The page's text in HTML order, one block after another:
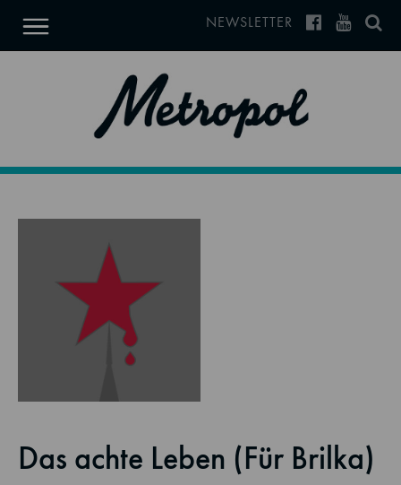
NEWSLETTER
Das achte Leben (Für Brilka)